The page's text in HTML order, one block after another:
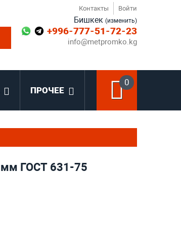
Бишкек (изменить)
+996-777-51-72-23
info@metpromko.kg
Контакты Войти
0
ПРОЧЕЕ
мм ГОСТ 631-75